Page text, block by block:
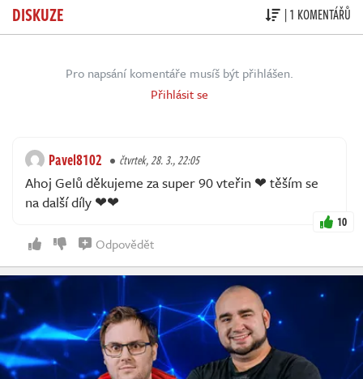
DISKUZE | 1 KOMENTÁŘŮ
Pro napsání komentáře musíš být přihlášen.
Přihlásit se
Pavel8102 čtvrtek, 28. 3., 22:05
Ahoj Gelů děkujeme za super 90 vteřin ❤ těším se
na další díly ❤❤
10
Odpovědět